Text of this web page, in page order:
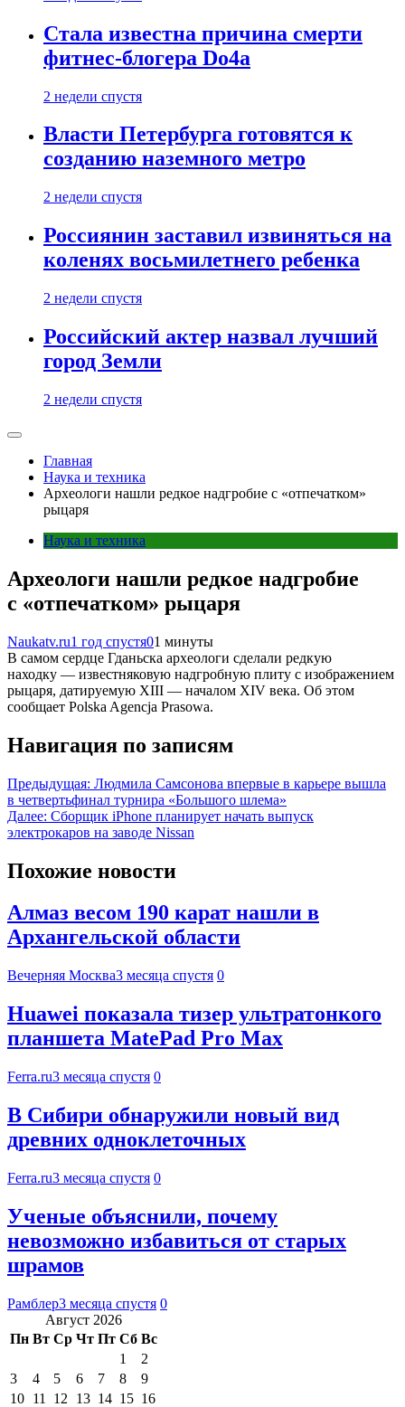
Стала известна причина смерти
фитнес-блогера Do4а
2 недели спустя
Власти Петербурга готовятся к
созданию наземного метро
2 недели спустя
Россиянин заставил извиняться на
коленях восьмилетнего ребенка
2 недели спустя
Российский актер назвал лучший
город Земли
2 недели спустя
Главная
Наука и техника
Археологи нашли редкое надгробие с «отпечатком»
рыцаря
Наука и техника
Археологи нашли редкое надгробие
с «отпечатком» рыцаря
Naukatv.ru1 год спустя01 минуты
В самом сердце Гданьска археологи сделали редкую
находку — известняковую надгробную плиту с изображением
рыцаря, датируемую XIII — началом XIV века. Об этом
сообщает Polska Agencja Prasowa.
Навигация по записям
Предыдущая: Людмила Самсонова впервые в карьере вышла
в четвертьфинал турнира «Большого шлема»
Далее: Сборщик iPhone планирует начать выпуск
электрокаров на заводе Nissan
Похожие новости
Алмаз весом 190 карат нашли в
Архангельской области
Вечерняя Москва3 месяца спустя 0
Huawei показала тизер ультратонкого
планшета MatePad Pro Max
Ferra.ru3 месяца спустя 0
В Сибири обнаружили новый вид
древних одноклеточных
Ferra.ru3 месяца спустя 0
Ученые объяснили, почему
невозможно избавиться от старых
шрамов
Рамблер3 месяца спустя 0
Август 2026
Пн Вт Ср Чт Пт Сб Вс
1
2
3
4 5 6 7 8
9
10 11 12 13 14 15 16